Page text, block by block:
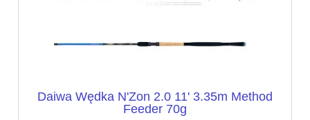
Daiwa Wędka N'Zon 2.0 11' 3.35m Method
Feeder 70g